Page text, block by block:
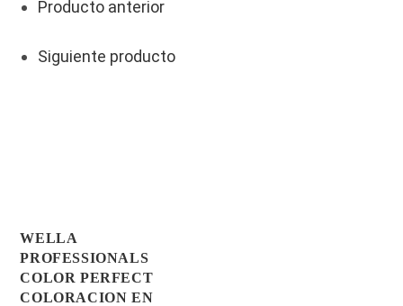
Producto anterior
Siguiente producto
WELLA
PROFESSIONALS
COLOR PERFECT
COLORACION EN